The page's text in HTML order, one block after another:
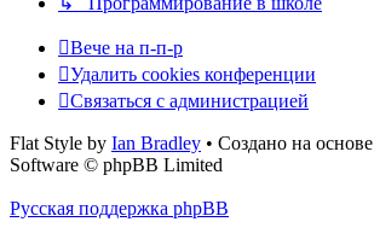
Вече на п-п-р
Удалить cookies конференции
Связаться с администрацией
Flat Style by Ian Bradley • Создано на основе
Software © phpBB Limited
Русская поддержка phpBB